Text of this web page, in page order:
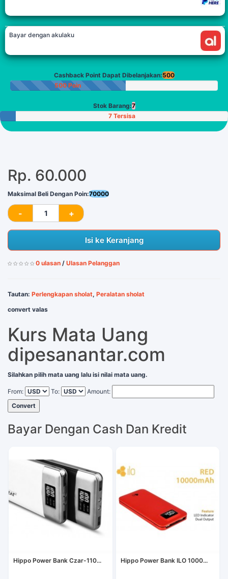
Bayar dengan akulaku
Cashback Point Dapat Dibelanjakan:500
500 Poin
Stok Barang:7
7 Tersisa
Rp. 60.000
Maksimal Beli Dengan Poin:70000
Isi ke Keranjang
0 ulasan / Ulasan Pelanggan
Tautan: Perlengkapan sholat, Peralatan sholat
convert valas
Kurs Mata Uang
dipesanantar.com
Silahkan pilih mata uang lalu isi nilai mata uang.
From: To:
Amount:
Convert
Bayar Dengan Cash Dan Kredit
Hippo Power Bank Czar-110... Hippo Power Bank ILO 1000...